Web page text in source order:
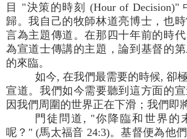
目 "決策的時刻 (Hour of Decision)"
歸。我自己的牧師林道亮博士，也
言為主題傳道。在那四十年前的時
為宣道士傳講的主題，論到基督的
的來臨。
如今, 在我們最需要的時候, 卻
宣道。我們如今需要聽到這方面的宣
因我們周圍的世界正在下滑；我們即
門徒問道, "你降臨和世界的
呢？" (馬太福音 24:3)。基督便為他